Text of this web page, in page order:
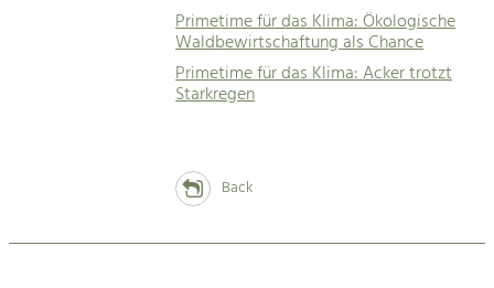
Primetime für das Klima: Ökologische
Waldbewirtschaftung als Chance
Primetime für das Klima: Acker trotzt
Starkregen
Back